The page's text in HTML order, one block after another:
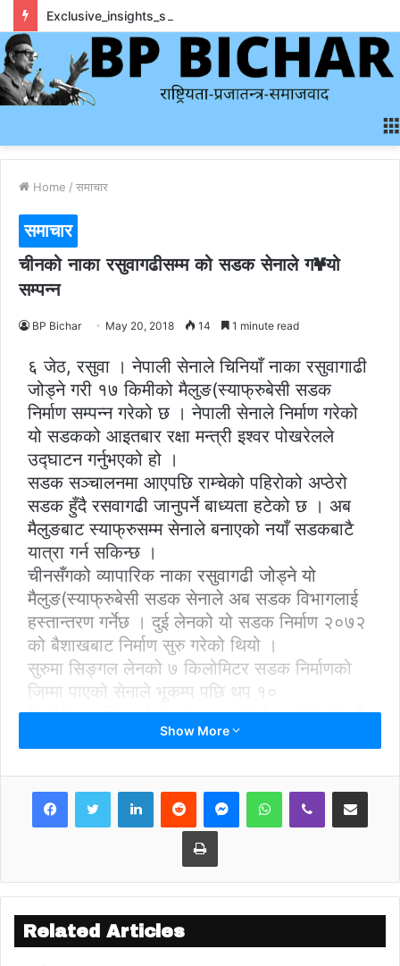
Home / समाचार
समाचार
चीनको नाका रसुवागढीसम्म को सडक सेनाले ग¥यो
सम्पन्न
BP Bichar May 20, 2018 14 1 minute read
६ जेठ, रसुवा । नेपाली सेनाले चिनियाँ नाका रसुवागाढी
जोड्ने गरी १७ किमीको मैलुङ(स्याफ्रुबेसी सडक
निर्माण सम्पन्न गरेको छ । नेपाली सेनाले निर्माण गरेको
यो सडकको आइतबार रक्षा मन्त्री इश्वर पोखरेलले
उद्घाटन गर्नुभएको हो ।
सडक सञ्चालनमा आएपछि राम्चेको पहिरोको अप्ठेरो
सडक हुँदै रसवागढी जानुपर्ने बाध्यता हटेको छ । अब
मैलुङबाट स्याफ्रुसम्म सेनाले बनाएको नयाँ सडकबाटै
यात्रा गर्न सकिन्छ ।
चीनसँगको व्यापारिक नाका रसुवागढी जोड्ने यो
मैलुङ(स्याफ्रुबेसी सडक सेनाले अब सडक विभागलाई
हस्तान्तरण गर्नेछ । दुई लेनको यो सडक निर्माण २०७२
को बैशाखबाट निर्माण सुरु गरेको थियो ।
सुरुमा सिङ्गल लेनको ७ किलोमिटर सडक निर्माणको
जिम्मा पाएको सेनाले भूकम्प पछि थप १०
किलोमिटरसहित दुई लेनको सडक निर्माण गर्ने जिम्मेवारी
भएको छ । बेत्रावती कालिकास्थान धुन्चे हुँदै
स्याफ्रुबेसी जोड्ने सडक भन्दा यो सडक २५
बेत्रावती कालिकास्थान धुन्चे हुँदै स्याफ्रुबेसी पुग्न ५४
किलोमिटरको सडक पार गर्नुपर्छ ।
Show More
LinkedInReddit MessengerWhatsAppViber Share via Email
Print
Related Articles